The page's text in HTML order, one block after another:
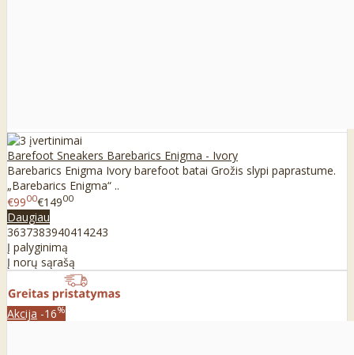
Barefoot Sneakers Barebarics Enigma - Ivory
Barebarics Enigma Ivory barefoot batai Grožis slypi paprastume.
„Barebarics Enigma“ ..
€9900€14900
Daugiau
363738394041 4243
Į palyginimą
Į norų sąrašą
Akcija -16%